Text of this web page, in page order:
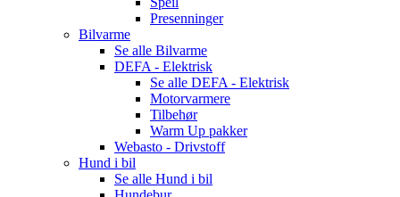
Presenninger
Bilvarme
Se alle Bilvarme
DEFA - Elektrisk
Se alle DEFA - Elektrisk
Motorvarmere
Tilbehør
Warm Up pakker
Webasto - Drivstoff
Hund i bil
Se alle Hund i bil